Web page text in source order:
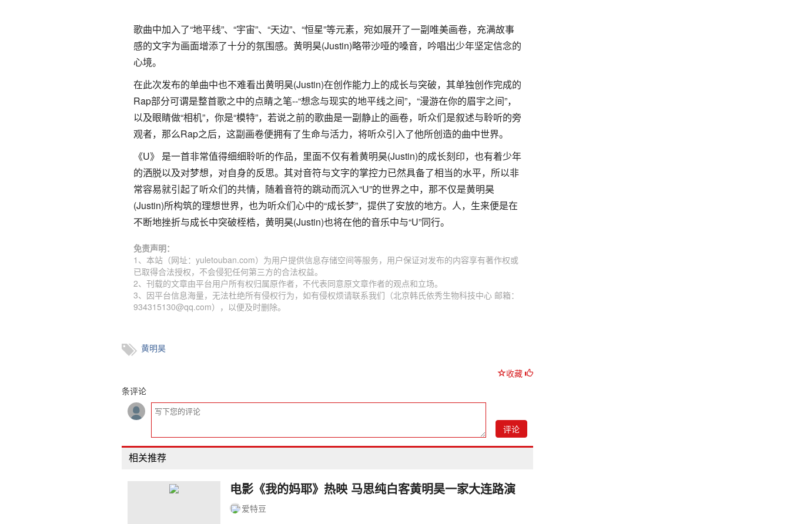
歌曲中加入了“地平线”、“宇宙”、“天边”、“恒星”等元素，宛如展开了一副唯美画卷，充满故事
感的文字为画面增添了十分的氛围感。黄明昊(Justin)略带沙哑的嗓音，吟唱出少年坚定信念的
心境。
在此次发布的单曲中也不难看出黄明昊(Justin)在创作能力上的成长与突破，其单独创作完成的
Rap部分可谓是整首歌之中的点睛之笔--“想念与现实的地平线之间”，“漫游在你的眉宇之间”，
以及眼睛做“相机”，你是“模特”，若说之前的歌曲是一副静止的画卷，听众们是叙述与聆听的旁
观者，那么Rap之后，这副画卷便拥有了生命与活力，将听众引入了他所创造的曲中世界。
《U》 是一首非常值得细细聆听的作品，里面不仅有着黄明昊(Justin)的成长刻印，也有着少年
的洒脱以及对梦想，对自身的反思。其对音符与文字的掌控力已然具备了相当的水平，所以非
常容易就引起了听众们的共情，随着音符的跳动而沉入“U”的世界之中，那不仅是黄明昊
(Justin)所构筑的理想世界，也为听众们心中的“成长梦”，提供了安放的地方。人，生来便是在
不断地挫折与成长中突破桎梏，黄明昊(Justin)也将在他的音乐中与“U”同行。
免责声明：
1、本站（网址：yuletouban.com）为用户提供信息存储空间等服务，用户保证对发布的内容享有著作权或
已取得合法授权，不会侵犯任何第三方的合法权益。
2、刊载的文章由平台用户所有权归属原作者，不代表同意原文章作者的观点和立场。
3、因平台信息海量，无法杜绝所有侵权行为，如有侵权烦请联系我们（北京韩氏依秀生物科技中心 邮箱：
934315130@qq.com），以便及时删除。
黄明昊
收藏
条评论
评论
相关推荐
电影《我的妈耶》热映 马思纯白客黄明昊一家大连路演
爱特豆